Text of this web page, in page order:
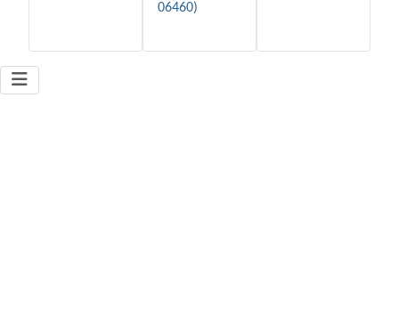
06460)